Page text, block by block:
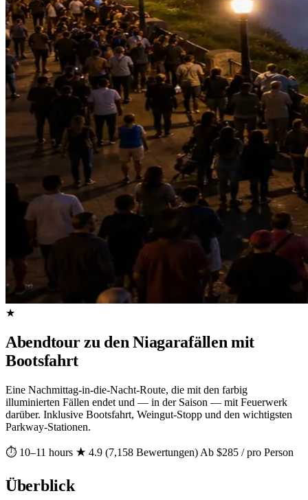
★
Abendtour zu den Niagarafällen mit
Bootsfahrt
Eine Nachmittag-in-die-Nacht-Route, die mit den farbig
illuminierten Fällen endet und — in der Saison — mit Feuerwerk
darüber. Inklusive Bootsfahrt, Weingut-Stopp und den wichtigsten
Parkway-Stationen.
⏱ 10–11 hours ★ 4.9 (7,158 Bewertungen) Ab $285 / pro Person
Überblick